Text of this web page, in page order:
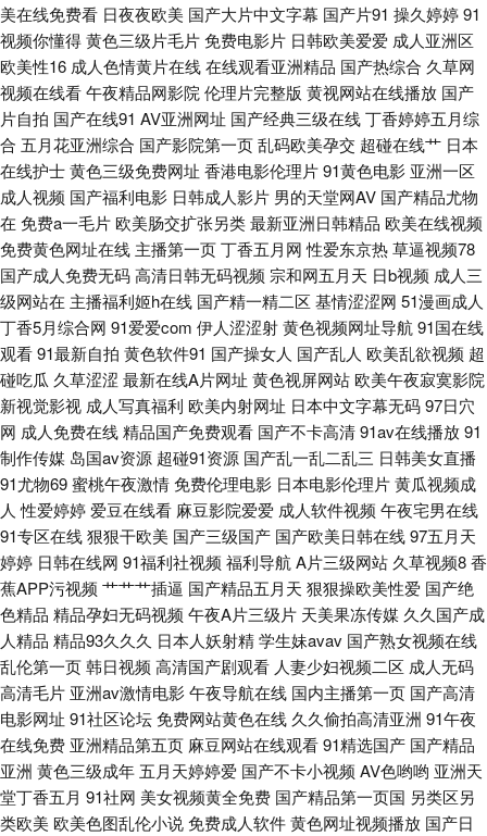
久精品 手机日韩精品一 91色色高清国产 国产香蕉视频 熟女福利导航 91国产
福利共享 俺去颜色官网 久久电影香蕉视频 五月社区色 97AV人人爽久 免费
人妻精品 91超碰在线大熏蕉 av五月导航 老司机午夜福利电影网 亚洲国产欧
美 91视频在线网站 国产区精品 91吃瓜麻豆观看 大香蕉伊伊阴包在线8 日本
阿V网站视频观看 91官方视频在线看网页 超碰诱惑 欧美成人久久 亚洲有码
啪啪视频 91网站黄 青青草原黄色成人网站 91大神在线看 传煤精品入口 欧美
剧在线观看网站 综合色久悠悠 av热韩网 久久狼人 影音先锋日韩资源 大香蕉
五区 国内操B视频 91精品传媒在线 国产精品91福利视频 欧美变态二区 91视
频首页入口在线观看 黄色小视频网站 午夜伦理影院 国内精品久久 五月丁香
影视 91熟女视频福利 久草福利欧美 无码高清精品成人 91人妻视频 国产精品
鲁鲁鲁视频 日韩另类av 传媒二区传媒 操逼六区 欧美性爱人人操 91色资源站
91网战 久久精品九欧美 毛片毛片 91视频在线观看91 后入丰满 一区欧美操
逼 久操免费观看 91日本韩国 久久福利吧 亚洲成人小说网站 超碰干逼 欧美
太性交 91看片操 日韩三级在线资源 91免费观看网址 国产在线ts 91黄色连接
海角社区熟女 影音先锋91资源 WWW大香蕉 日韩另类av 91国内产香蕉 国产
美在线免费看 日夜夜欧美 国产大片中文字幕 国产片91 操久婷婷91
视频你懂得黄色三级片毛片免费电影片 日韩欧美爱爱 成人亚洲区
欧美性16 成人色情黄片在线在线观看亚洲精品 国产热综合 久草网
视频在线看午夜精品网影院 伦理片完整版 黄视网站在线播放 国产
片自拍 国产在线91 AV亚洲网址 国产经典三级在线丁香婷婷五月综
合 五月花亚洲综合 国产影院第一页乱码欧美孕交 超碰在线艹 日本
在线护士黄色三级免费网址 香港电影伦理片91黄色电影 亚洲一区
成人视频 国产福利电影 日韩成人影片 男的天堂网AV 国产精品尤物
在 免费a一毛片 欧美肠交扩张另类最新亚洲日韩精品 欧美在线视频
免费黄色网址在线 主播第一页丁香五月网 性爱东京热草逼视频78
国产成人免费无码高清日韩无码视频 宗和网五月天 日b视频 成人三
级网站在 主播福利姬h在线 国产精一精二区 基情涩涩网 51漫画成人
丁香5月综合网 91爱爱com 伊人涩涩射黄色视频网址导航 91国在线
观看91最新自拍 黄色软件91 国产操女人 国产乱人 欧美乱欲视频 超
碰吃瓜 久草涩涩 最新在线A片网址 黄色视屏网站 欧美午夜寂寞影院
新视觉影视 成人写真福利 欧美内射网址 日本中文字幕无码97日穴
网 成人免费在线精品国产免费观看 国产不卡高清91av在线播放91
制作传媒 岛国av资源 超碰91资源 国产乱一乱二乱三 日韩美女直播
91尤物69蜜桃午夜激情免费伦理电影 日本电影伦理片黄瓜视频成
人 性爱婷婷 爱豆在线看 麻豆影院爱爱 成人软件视频 午夜宅男在线
91专区在线狠狠干欧美 国产三级国产 国产欧美日韩在线97五月天
婷婷 日韩在线网 91福利社视频 福利导航 A片三级网站 久草视频8香
蕉APP污视频 艹艹艹插逼 国产精品五月天 狠狠操欧美性爱 国产绝
色精品 精品孕妇无码视频 午夜A片三级片 天美果冻传媒 久久国产成
人精品 精品93久久久 日本人妖射精学生妹avav 国产熟女视频在线
乱伦第一页韩日视频 高清国产剧观看 人妻少妇视频二区 成人无码
高清毛片 亚洲av激情电影午夜导航在线 国内主播第一页 国产高清
电影网址 91社区论坛免费网站黄色在线 久久偷拍高清亚洲 91午夜
在线免费 亚洲精品第五页 麻豆网站在线观看91精选国产 国产精品
亚洲 黄色三级成年 五月天婷婷爱 国产不卡小视频 AV色哟哟 亚洲天
堂丁香五月 91社网 美女视频黄全免费 国产精品第一页国 另类区另
类欧美 欧美色图乱伦小说免费成人软件黄色网址视频播放 国产日